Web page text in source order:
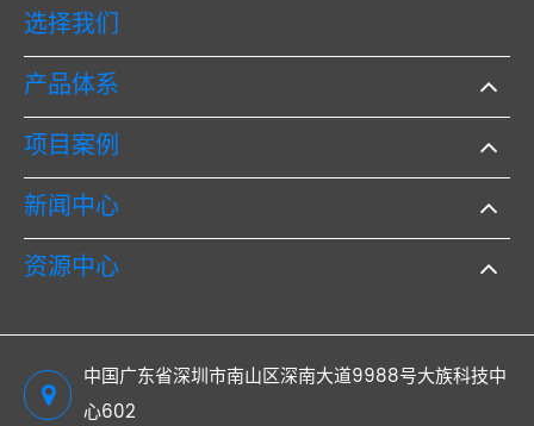
选择我们
产品体系
项目案例
新闻中心
资源中心
中国广东省深圳市南山区深南大道9988号大族科技中
心602